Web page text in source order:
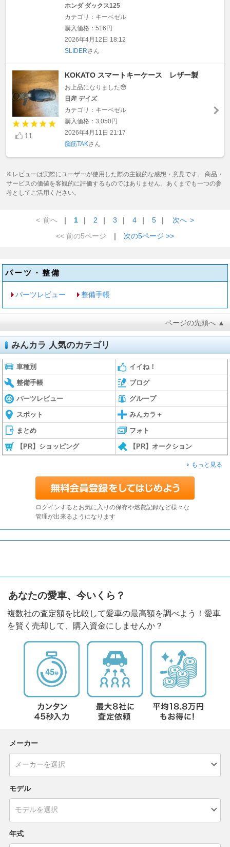
ホンダ ダックス125
カテゴリ：キーベゼル
購入価格：516円
2026年4月12日 18:12
SLIDERさん
11
KOKATO スマートキーケース レザー製
お上品になりました😳
日産 デイズ
カテゴリ：キーベゼル
購入価格：3,050円
2026年4月11日 21:17
脳筋TAKさん
※レビューは実際にユーザーが使用した際の主観的な感想・意見です。 商品・
サービスの価値を客観的に評価するものではありません。あくまでも一つの参
考としてご活用ください。
< 前へ ｜ 1 ｜ 2 ｜ 3 ｜ 4 ｜ 5 ｜ 次へ >
<< 前の5ページ
｜ 次の5ページ >>
パーツ・整備
パーツレビュー 整備手帳
ページの先頭へ ▲
みんカラ 人気のカテゴリ
車種別 イイね！
整備手帳 ブログ
パーツレビュー グループ
スポット みんカラ＋
まとめ フォト
【PR】ショッピング 【PR】オークション
もっと見る
ログインするとお気に入りの保存や燃費記録など様々な
管理が出来るようになります
あなたの愛車、今いくら？
複数社の査定額を比較して愛車の最高額を調べよう！愛車
を賢く売却して、購入資金にしませんか？
メーカー
モデル
年式